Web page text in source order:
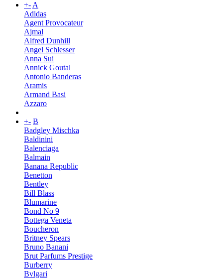
+-A
Adidas
Agent Provocateur
Ajmal
Alfred Dunhill
Angel Schlesser
Anna Sui
Annick Goutal
Antonio Banderas
Aramis
Armand Basi
Azzaro
+- B
Badgley Mischka
Baldinini
Balenciaga
Balmain
Banana Republic
Benetton
Bentley
Bill Blass
Blumarine
Bond No 9
Bottega Veneta
Boucheron
Britney Spears
Bruno Banani
Brut Parfums Prestige
Burberry
Bvlgari